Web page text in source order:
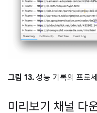
그림 13. 성능 기록의 프로
미리보기 채널 다